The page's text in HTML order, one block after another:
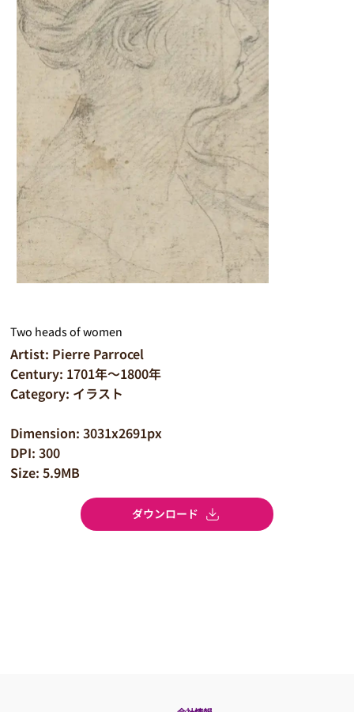
Two heads of women
Artist: Pierre Parrocel
Century: 1701年～1800年
Category: イラスト
Dimension: 3031x2691px
DPI: 300
Size: 5.9MB
ダウンロード